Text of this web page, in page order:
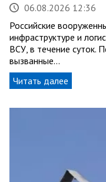
06.08.2026 12:36
Российские
инфраструктуре и
ВСУ, в течение суток.
вызванные…
Читать далее